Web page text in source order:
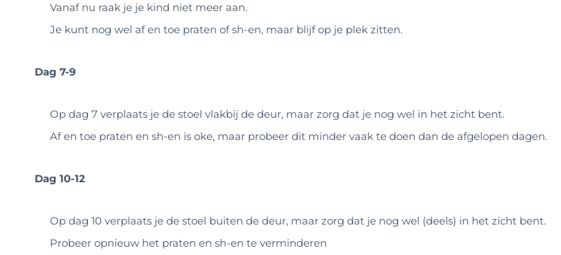
Vanaf nu raak je je kind niet meer aan.
Je kunt nog wel af en toe praten of sh-en, maar blijf op je plek zitten.
Dag 7-9
Op dag 7 verplaats je de stoel vlakbij de deur, maar zorg dat je nog wel in het zicht bent.
Af en toe praten en sh-en is oke, maar probeer dit minder vaak te doen dan de afgelopen dagen.
Dag 10-12
Op dag 10 verplaats je de stoel buiten de deur, maar zorg dat je nog wel (deels) in het zicht bent.
Probeer opnieuw het praten en sh-en te verminderen